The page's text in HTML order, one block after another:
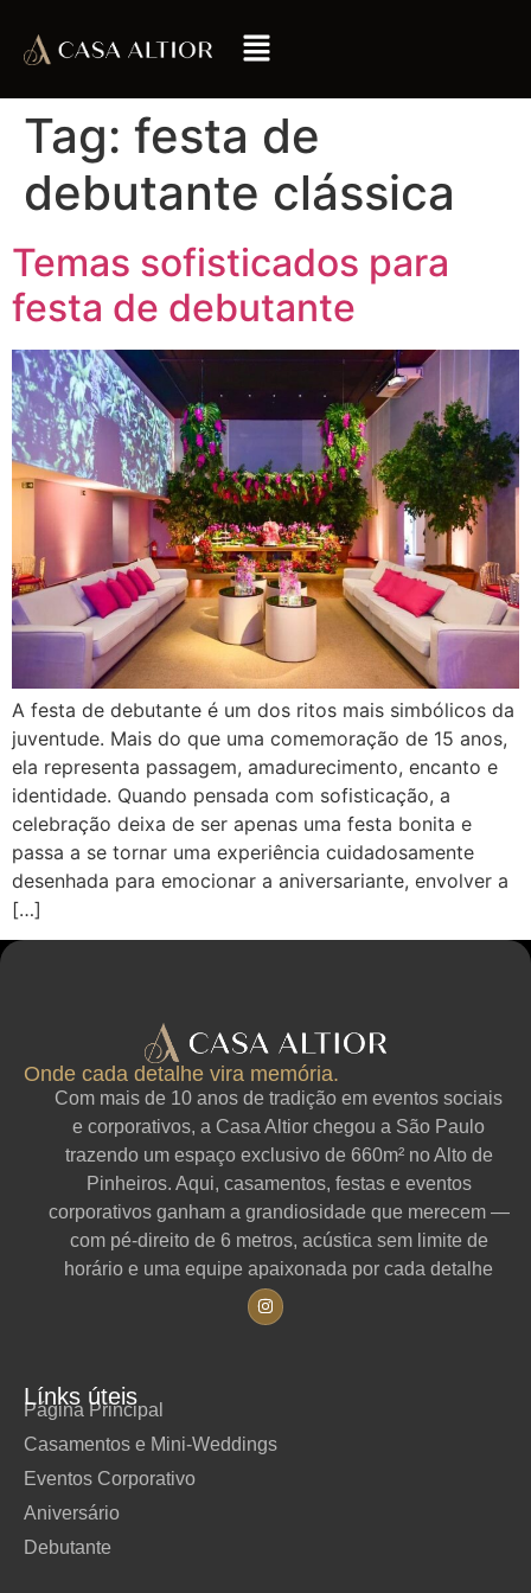
Tag: festa de
debutante clássica
Temas sofisticados para
festa de debutante
A festa de debutante é um dos ritos mais simbólicos da
juventude. Mais do que uma comemoração de 15 anos,
ela representa passagem, amadurecimento, encanto e
identidade. Quando pensada com sofisticação, a
celebração deixa de ser apenas uma festa bonita e
passa a se tornar uma experiência cuidadosamente
desenhada para emocionar a aniversariante, envolver a
[…]
Onde cada detalhe vira memória.
Com mais de 10 anos de tradição em eventos sociais
e corporativos, a Casa Altior chegou a São Paulo
trazendo um espaço exclusivo de 660m² no Alto de
Pinheiros. Aqui, casamentos, festas e eventos
corporativos ganham a grandiosidade que merecem —
com pé-direito de 6 metros, acústica sem limite de
horário e uma equipe apaixonada por cada detalhe
Línks úteis
Página Principal
Casamentos e Mini-Weddings
Eventos Corporativo
Aniversário
Debutante